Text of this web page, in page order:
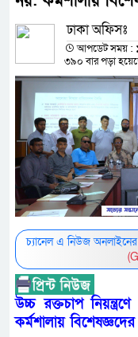
ঢাকা অফিসঃ
আপডেট সময় :
৩৯০ বার পড়া
চ্যানেল এ নিউজ
উচ্চ রক্তচাপ
কর্মশালায়